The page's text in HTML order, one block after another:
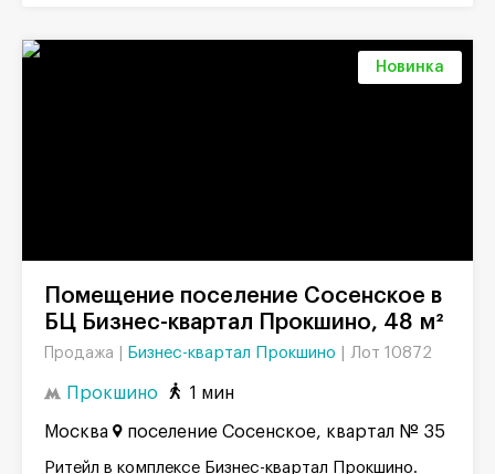
Новинка
Помещение поселение Сосенское в
БЦ Бизнес-квартал Прокшино, 48 м²
Продажа | Бизнес-квартал Прокшино Лот 10872
Прокшино 1 мин
Москва поселение Сосенское, квартал № 35
Ритейл в комплексе Бизнес-квартал Прокшино.